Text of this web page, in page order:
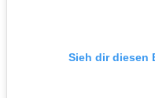
Sieh dir diesen